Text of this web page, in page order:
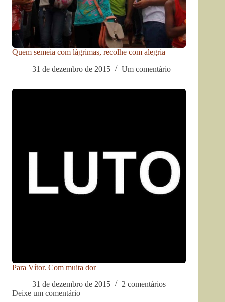
Quem semeia com lágrimas, recolhe com alegria
31 de dezembro de 2015
Um comentário
Para Vítor. Com muita dor
31 de dezembro de 2015
2 comentários
Deixe um comentário